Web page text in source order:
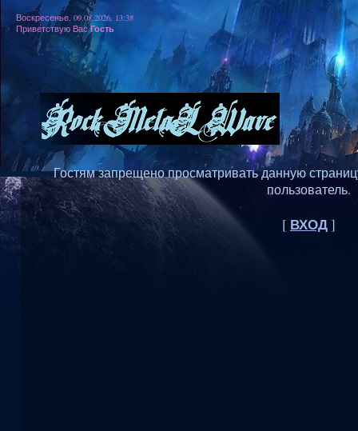
Воскресенье, 09.08.2026, 13:38
Приветствую Вас Гость
Гостям запрещено просматривать данную
пользователь.
[ ВХОД]